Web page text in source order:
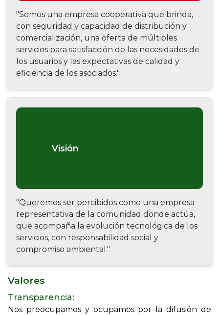
"Somos una empresa cooperativa que brinda,
con seguridad y capacidad de distribución y
comercialización, una oferta de múltiples
servicios para satisfacción de las necesidades de
los usuarios y las expectativas de calidad y
eficiencia de los asociados."
Visión
"Queremos ser percibidos como una empresa
representativa de la comunidad donde actúa,
que acompaña la evolución tecnológica de los
servicios, con responsabilidad social y
compromiso ambiental."
Valores
Transparencia:
Nos preocupamos y ocupamos por la difusión de